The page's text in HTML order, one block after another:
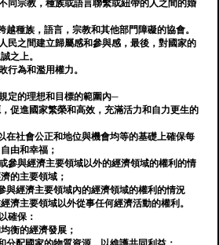
同宗教，種族或語言聯繫或紐帶的人之間的婚
越種族，語言，宗教和其他部門障礙的協會。
民之間建立歸屬感和參與感，最後，對國家的
之上。
行為和濫用權力。
定的理想和目標的範圍內─
促進國家繁榮和高效，充滿活力和自力更生的
在社會公正和地位與機會均等的基礎上確保每
由和幸福；
參與經濟主要領域以外的經濟領域的權利的情
的主要領域；
與經濟主要領域內的經濟領域的權利的情況
濟主要領域以外從事任何經濟活動的權利。
確保：
衡的經濟發展；